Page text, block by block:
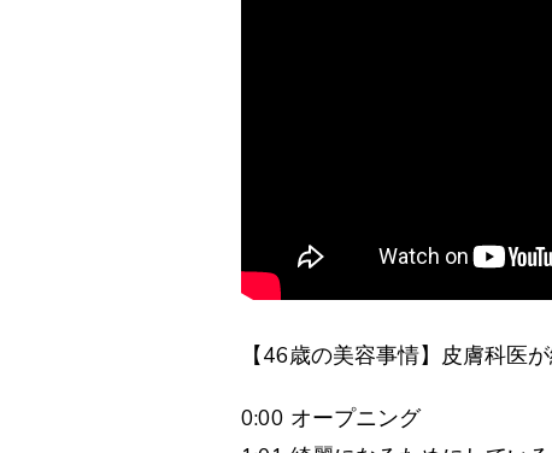
【46歳の美容事情】皮膚科医
0:00 オープニング